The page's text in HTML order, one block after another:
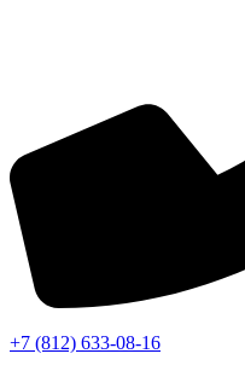
+7 (812) 633-08-16